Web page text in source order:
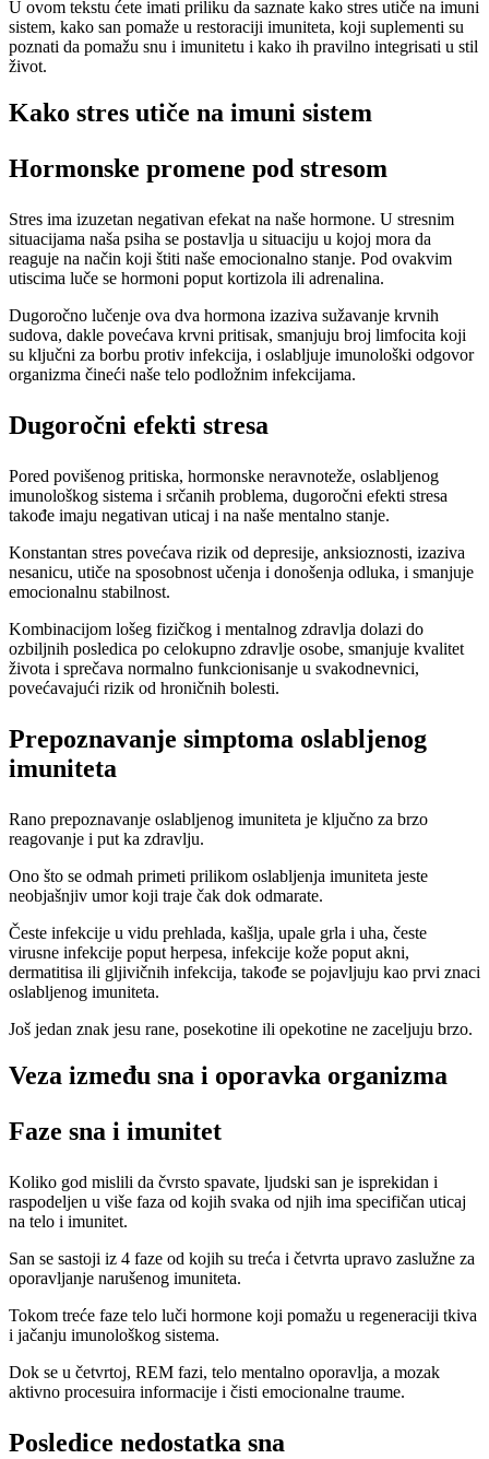
U ovom tekstu ćete imati priliku da saznate kako stres utiče na imuni
sistem, kako san pomaže u restoraciji imuniteta, koji suplementi su
poznati da pomažu snu i imunitetu i kako ih pravilno integrisati u stil
život.
Kako stres utiče na imuni sistem
Hormonske promene pod stresom
Stres ima izuzetan negativan efekat na naše hormone. U stresnim
situacijama naša psiha se postavlja u situaciju u kojoj mora da
reaguje na način koji štiti naše emocionalno stanje. Pod ovakvim
utiscima luče se hormoni poput kortizola ili adrenalina.
Dugoročno lučenje ova dva hormona izaziva sužavanje krvnih
sudova, dakle povećava krvni pritisak, smanjuju broj limfocita koji
su ključni za borbu protiv infekcija, i oslabljuje imunološki odgovor
organizma čineći naše telo podložnim infekcijama.
Dugoročni efekti stresa
Pored povišenog pritiska, hormonske neravnoteže, oslabljenog
imunološkog sistema i srčanih problema, dugoročni efekti stresa
takođe imaju negativan uticaj i na naše mentalno stanje.
Konstantan stres povećava rizik od depresije, anksioznosti, izaziva
nesanicu, utiče na sposobnost učenja i donošenja odluka, i smanjuje
emocionalnu stabilnost.
Kombinacijom lošeg fizičkog i mentalnog zdravlja dolazi do
ozbiljnih posledica po celokupno zdravlje osobe, smanjuje kvalitet
života i sprečava normalno funkcionisanje u svakodnevnici,
povećavajući rizik od hroničnih bolesti.
Prepoznavanje simptoma oslabljenog
imuniteta
Rano prepoznavanje oslabljenog imuniteta je ključno za brzo
reagovanje i put ka zdravlju.
Ono što se odmah primeti prilikom oslabljenja imuniteta jeste
neobjašnjiv umor koji traje čak dok odmarate.
Česte infekcije u vidu prehlada, kašlja, upale grla i uha, česte
virusne infekcije poput herpesa, infekcije kože poput akni,
dermatitisa ili gljivičnih infekcija, takođe se pojavljuju kao prvi znaci
oslabljenog imuniteta.
Još jedan znak jesu rane, posekotine ili opekotine ne zaceljuju brzo.
Veza između sna i oporavka organizma
Faze sna i imunitet
Koliko god mislili da čvrsto spavate, ljudski san je isprekidan i
raspodeljen u više faza od kojih svaka od njih ima specifičan uticaj
na telo i imunitet.
San se sastoji iz 4 faze od kojih su treća i četvrta upravo zaslužne za
oporavljanje narušenog imuniteta.
Tokom treće faze telo luči hormone koji pomažu u regeneraciji tkiva
i jačanju imunološkog sistema.
Dok se u četvrtoj, REM fazi, telo mentalno oporavlja, a mozak
aktivno procesuira informacije i čisti emocionalne traume.
Posledice nedostatka sna